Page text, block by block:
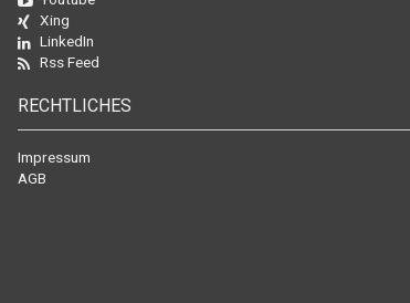
Xing
LinkedIn
Rss Feed
RECHTLICHES
Impressum
AGB